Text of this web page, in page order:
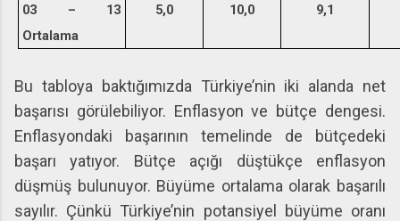
03 – 13
Ortalama
5,0 10,0 9,1
Bu tabloya baktığımızda Türkiye’nin iki alanda net
başarısı görülebiliyor. Enflasyon ve bütçe dengesi.
Enflasyondaki başarının temelinde de bütçedeki
başarı yatıyor. Bütçe açığı düştükçe enflasyon
düşmüş bulunuyor. Büyüme ortalama olarak başarılı
sayılır. Çünkü Türkiye’nin potansiyel büyüme oranı